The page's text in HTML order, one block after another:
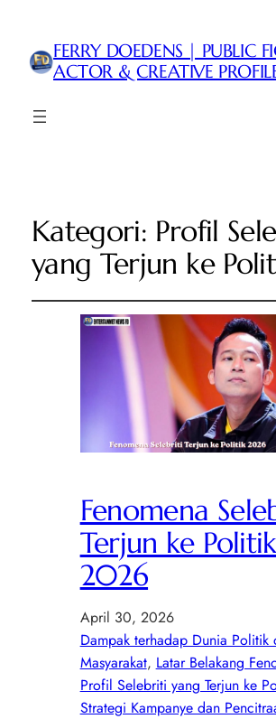
FERRY DOEDENS | PUBLIC
ACTOR & CREATIVE
Kategori: Profil
yang Terjun ke
Fenomena
Terjun ke Politik
2026
April 30, 2026
Dampak terhadap Dunia Politik
Masyarakat, Latar Belakang
Profil Selebriti yang Terjun ke
Strategi Kampanye dan